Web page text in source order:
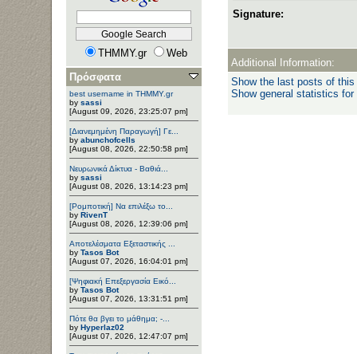
THMMY.gr
Web
Πρόσφατα
best username in THMMY.gr
by sassi
[August 09, 2026, 23:25:07 pm]
[Διανεμημένη Παραγωγή] Γε...
by abunchofcells
[August 08, 2026, 22:50:58 pm]
Νευρωνικά Δίκτυα - Βαθιά...
by sassi
[August 08, 2026, 13:14:23 pm]
[Ρομποτική] Να επιλέξω το...
by RivenT
[August 08, 2026, 12:39:06 pm]
Αποτελέσματα Εξεταστικής ...
by Tasos Bot
[August 07, 2026, 16:04:01 pm]
[Ψηφιακή Επεξεργασία Εικό...
by Tasos Bot
[August 07, 2026, 13:31:51 pm]
Πότε θα βγει το μάθημα; -...
by Hyperlaz02
[August 07, 2026, 12:47:07 pm]
Signature:
Additional Information:
Show the last posts of this
Show general statistics for